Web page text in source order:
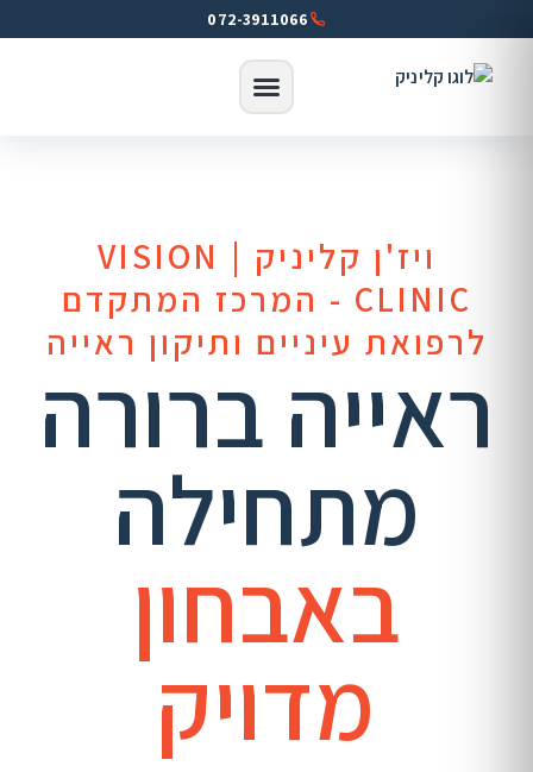
072-3911066
ויז'ן קליניק | VISION
CLINIC - המרכז המתקדם
לרפואת עיניים ותיקון ראייה
ראייה ברורה
מתחילה
באבחון
מדויק